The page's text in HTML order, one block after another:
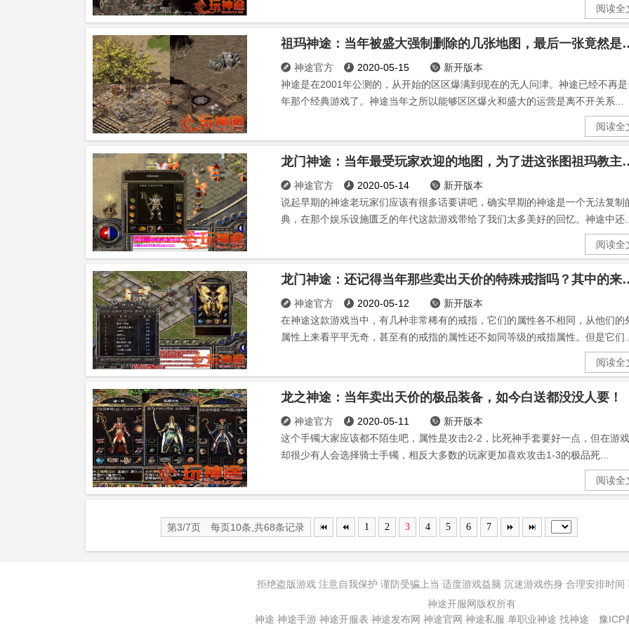
阅读全
祖玛神途：当年被盛大强制
 神途官方  2020-05-15  新开版本
神途是在2001年公测的，从开始的区区爆满到现在的无人问津。神途已经不再是
年那个经典游戏了。神途当年之所以能够区区爆火和盛大的运营是离不开关系...
阅读全
龙门神途：当年最受玩家
 神途官方  2020-05-14  新开版本
说起早期的神途老玩家们应该有很多话要讲吧，确实早期的神途是一个无法复制
典，在那个娱乐设施匮乏的年代这款游戏带给了我们太多美好的回忆。神途中还...
阅读全
龙门神途：还记得当年那
 神途官方  2020-05-12  新开版本
在神途这款游戏当中，有几种非常稀有的戒指，它们的属性各不相同，从他们的
属性上来看平平无奇，甚至有的戒指的属性还不如同等级的戒指属性。但是它们...
阅读全
龙之神途：当年卖出天价的极品装备，如今白送都没没人要！
 神途官方  2020-05-11  新开版本
这个手镯大家应该都不陌生吧，属性是攻击2-2，比死神手套要好一点，但在游
却很少有人会选择骑士手镯，相反大多数的玩家更加喜欢攻击1-3的极品死...
阅读全
第3/7页 每页10条,共68条记录 1 2 3 4 5 6 7
拒绝盗版游戏 注意自我保护 谨防受骗上当 适度游戏益脑 沉迷游戏伤身 合理安排时间
神途开服网版权所有
神途 神途手游 神途开服表 神途发布网 神途官网 神途私服 单职业神途 找神途 豫ICP